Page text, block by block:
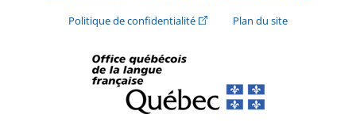
Politique de confidentialité(Cet hyperlien externe s'ouvrira
Plan du site